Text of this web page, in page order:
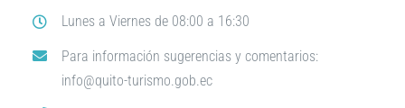
Lunes a Viernes de 08:00 a 16:30
Para información sugerencias y comentarios:
info@quito-turismo.gob.ec